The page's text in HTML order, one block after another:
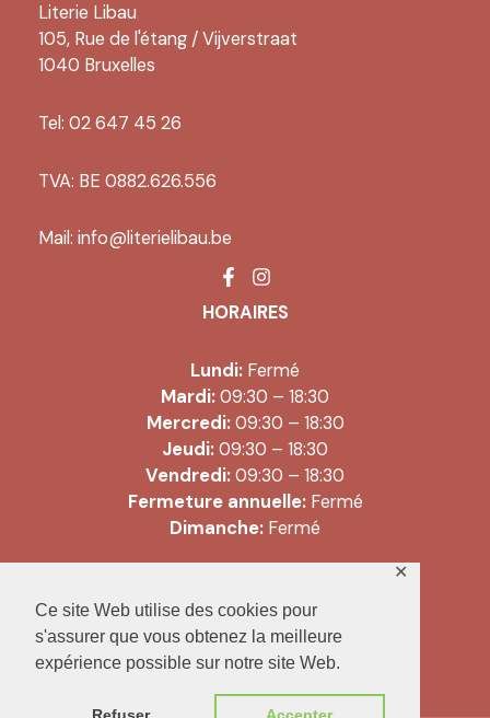
Ce site Web utilise des cookies pour
s'assurer que vous obtenez la meilleure
expérience possible sur notre site Web.
✕
Literie Libau
105, Rue de l'étang / Vijverstraat
1040 Bruxelles
Tel: 02 647 45 26
TVA: BE 0882.626.556
Mail: info@literielibau.be
HORAIRES
Lundi: Fermé
Mardi:09:30 – 18:30
Mercredi: 09:30 – 18:30
Jeudi:09:30 – 18:30
Vendredi:09:30 – 18:30
Fermeture annuelle: Fermé
Dimanche: Fermé
Conditions générales de vente